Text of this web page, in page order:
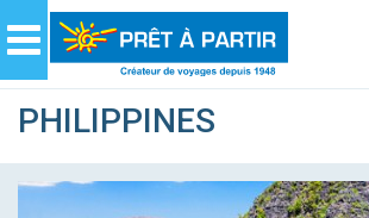
Navigation
PHILIPPINES
Panneau de gestion des cookies